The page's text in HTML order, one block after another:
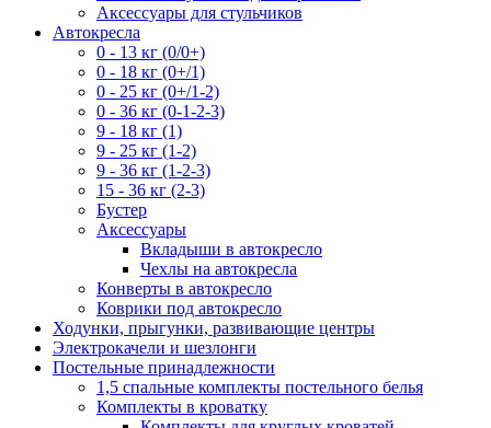
Аксессуары для стульчиков
Автокресла
0 - 13 кг (0/0+)
0 - 18 кг (0+/1)
0 - 25 кг (0+/1-2)
0 - 36 кг (0-1-2-3)
9 - 18 кг (1)
9 - 25 кг (1-2)
9 - 36 кг (1-2-3)
15 - 36 кг (2-3)
Бустер
Аксессуары
Вкладыши в автокресло
Чехлы на автокресла
Конверты в автокресло
Коврики под автокресло
Ходунки, прыгунки, развивающие центры
Электрокачели и шезлонги
Постельные принадлежности
1,5 спальные комплекты постельного белья
Комплекты в кроватку